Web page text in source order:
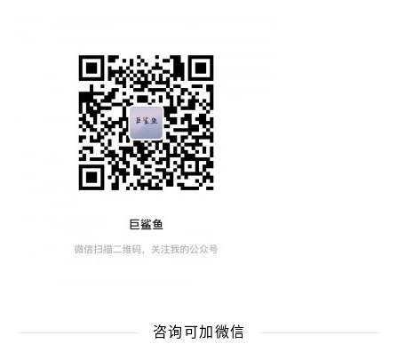
咨询可加微信